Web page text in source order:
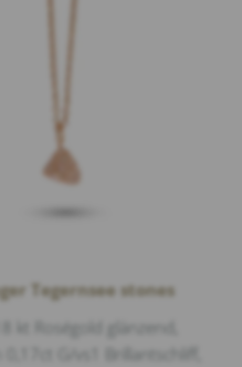
Tegernsee stones
kt Roségold glänzend,
0,17ct G/vs1 Brillantschliff,